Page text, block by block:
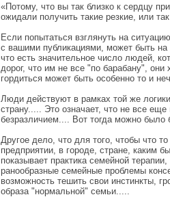
«Потому, что вы так близко к сердцу
ожидали получить такие резкие, или
Если попытаться взглянуть на
с вашими публикациями, может быть на
что есть значительное число людей,
дорог, что им не все "по барабану", они
гордиться может быть особенно то и
Люди действуют в рамках той же
страну..... Это означает, что не все
безразличием.... Вот тогда можно было
Другое дело, что для того, чтобы что
предприятии, в городе, стране, каким
показывает практика семейной
ранообразные семейные проблемы
возможность тешить свои инстинкты,
образа "нормальной" семьи.....